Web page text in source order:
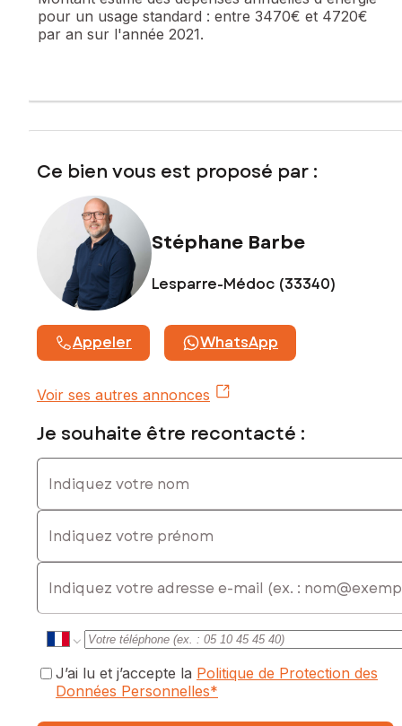
permettant d'abriter un véhicule.
Contactez votre conseiller SAFTI : Stéphane BARBE, Tél. :
06 52 51 56 68, E-mail : stephane.barbe@safti.fr - EI - Agent
commercial immatriculé au RSAC de BORDEAUX sous le
numéro 835 253 345
pour un usage standard : entre 3470€ et 4720€
par an sur l'année 2021.
Ce bien vous est proposé par :
Stéphane Barbe
Lesparre-Médoc (33340)
Appeler WhatsApp
Voir ses autres annonces
Je souhaite être recontacté :
Indiquez votre nom
Indiquez votre prénom
E-mail
J’ai lu et j’accepte la Politique de Protection des
Données Personnelles*